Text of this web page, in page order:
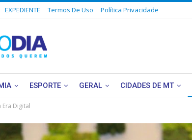
EXPEDIENTE Termos De Uso Política Privacidade
ESPORTE GERAL CIDADES DE MT
Digital